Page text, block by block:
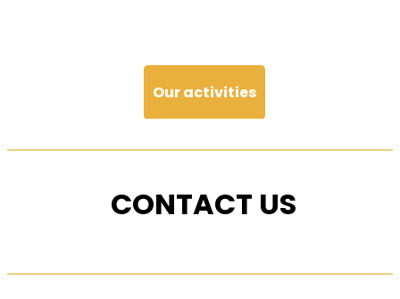
Our activities
CONTACT US